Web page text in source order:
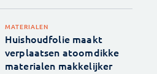
MATERIALEN
Huishoudfolie maakt
verplaatsen atoomdikke
materialen makkelijker